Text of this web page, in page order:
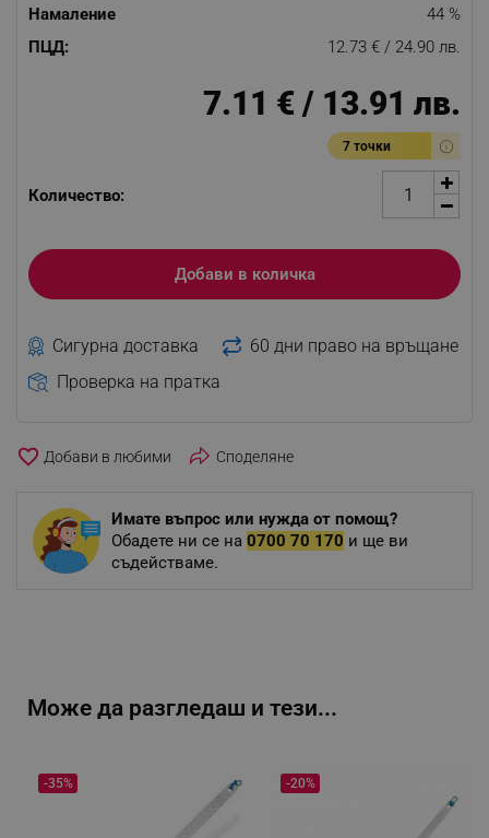
Намаление
44 %
ПЦД:
12.73 € / 24.90 лв.
7.11 € / 13.91 лв.
7 точки
Количество:
Добави в количка
Сигурна доставка
60 дни право на връщане
Проверка на пратка
favorite_border Споделяне
Имате въпрос или нужда от помощ?
Обадете ни се на 0700 70 170 и ще ви
съдействаме.
Може да разгледаш и тези...
-35% -20%